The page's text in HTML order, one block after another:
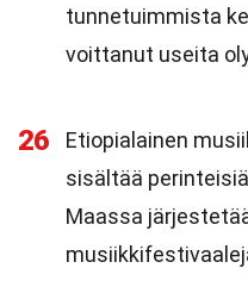
tunnetuimmista
voittanut useita
26
Etiopialainen
sisältää
Maassa